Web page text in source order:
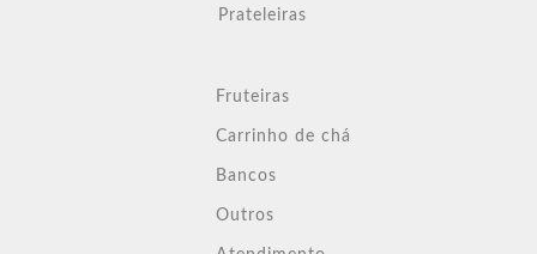
Prateleiras
Fruteiras
Carrinho de chá
Bancos
Outros